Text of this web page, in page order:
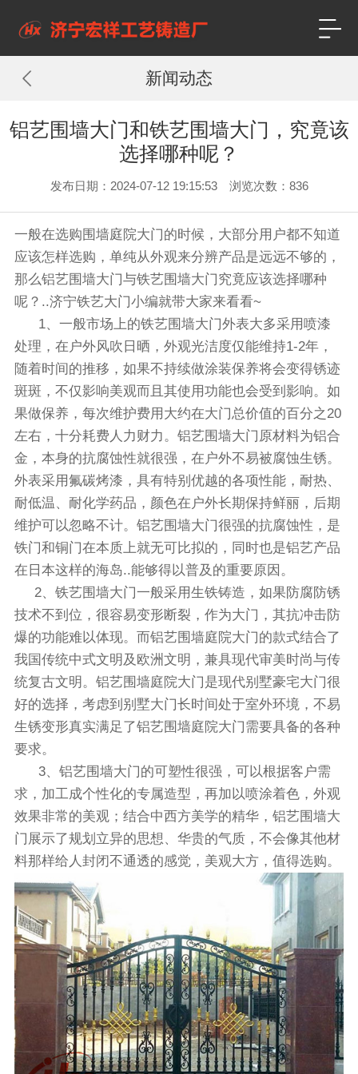
新闻动态
铝艺围墙大门和铁艺围墙大门，究竟该
选择哪种呢？
发布日期：2024-07-12 19:15:53 浏览次数： 836
一般在选购围墙庭院大门的时候，大部分用户都不知道
应该怎样选购，单纯从外观来分辨产品是远远不够的，
那么铝艺围墙大门与铁艺围墙大门究竟应该选择哪种
呢？..济宁铁艺大门小编就带大家来看看~
1、一般市场上的铁艺围墙大门外表大多采用喷漆
处理，在户外风吹日晒，外观光洁度仅能维持1-2年，
随着时间的推移，如果不持续做涂装保养将会变得锈迹
斑斑，不仅影响美观而且其使用功能也会受到影响。如
果做保养，每次维护费用大约在大门总价值的百分之20
左右，十分耗费人力财力。铝艺围墙大门原材料为铝合
金，本身的抗腐蚀性就很强，在户外不易被腐蚀生锈。
外表采用氟碳烤漆，具有特别优越的各项性能，耐热、
耐低温、耐化学药品，颜色在户外长期保持鲜丽，后期
维护可以忽略不计。铝艺围墙大门很强的抗腐蚀性，是
铁门和铜门在本质上就无可比拟的，同时也是铝艺产品
在日本这样的海岛..能够得以普及的重要原因。
2、铁艺围墙大门一般采用生铁铸造，如果防腐防锈
技术不到位，很容易变形断裂，作为大门，其抗冲击防
爆的功能难以体现。而铝艺围墙庭院大门的款式结合了
我国传统中式文明及欧洲文明，兼具现代审美时尚与传
统复古文明。铝艺围墙庭院大门是现代别墅豪宅大门很
好的选择，考虑到别墅大门长时间处于室外环境，不易
生锈变形真实满足了铝艺围墙庭院大门需要具备的各种
要求。
3、铝艺围墙大门的可塑性很强，可以根据客户需
求，加工成个性化的专属造型，再加以喷涂着色，外观
效果非常的美观；结合中西方美学的精华，铝艺围墙大
门展示了规划立异的思想、华贵的气质，不会像其他材
料那样给人封闭不通透的感觉，美观大方，值得选购。